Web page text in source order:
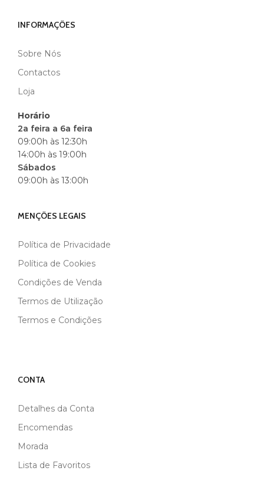
INFORMAÇÕES
Sobre Nós
Contactos
Loja
Horário
2a feira a 6a feira
09:00h às 12:30h
14:00h às 19:00h
Sábados
09:00h às 13:00h
MENÇÕES LEGAIS
Política de Privacidade
Política de Cookies
Condições de Venda
Termos de Utilização
Termos e Condições
CONTA
Detalhes da Conta
Encomendas
Morada
Lista de Favoritos